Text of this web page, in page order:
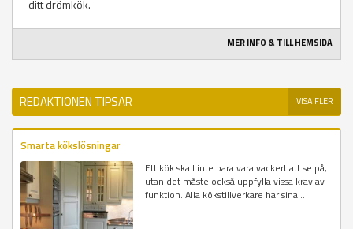
ditt drömkök.
MER INFO & TILL HEMSIDA
REDAKTIONEN TIPSAR VISA FLER
Smarta kökslösningar
Ett kök skall inte bara vara vackert att se på,
utan det måste också uppfylla vissa krav av
funktion. Alla kökstillverkare har sina...